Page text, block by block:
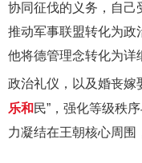
协同征伐的义务，自己
推动军事联盟转化为政
他将德管理念转化为详
政治礼仪，以及婚丧嫁
乐和 民”，强化等级秩
力凝结在王朝核心周围